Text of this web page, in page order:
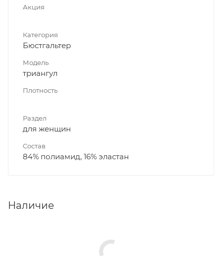
Акция
Категория
Бюстгальтер
Модель
триангул
Плотность
Раздел
для женщин
Состав
84% полиамид, 16% эластан
Наличие